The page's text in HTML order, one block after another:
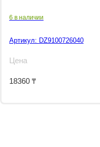
6 в наличии
Артикул: DZ9100726040
Цена
18360 ₸